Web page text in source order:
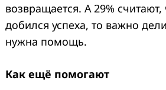
возвращается. А 29%
добился успеха, то важно
нужна помощь.
Как ещё помогают